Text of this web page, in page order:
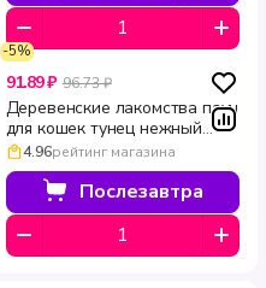
-5%
91.89 ₽ 96.73 ₽
Деревенские лакомства пауч
для кошек тунец нежный
Обед №6 50 г
4.96рейтинг магазина
Послезавтра